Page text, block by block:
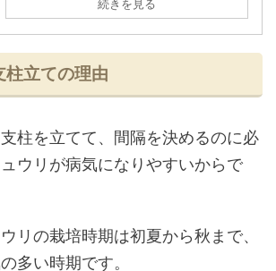
続きを見る
立ての理由
柱を立てて、間隔を決めるのに必
ウリが病気になりやすいからで
リの栽培時期は初夏から秋まで、
多い時期です。